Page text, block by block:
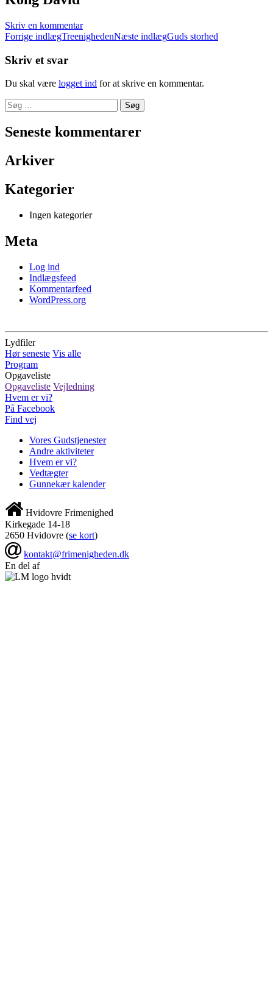
Skriv en kommentar
Indlæg
navigation
Forrige indlægTreenighedenNæste indlægGuds storhed
Skriv et svar
Du skal være logget ind for at skrive en kommentar.
Søg
efter:
Seneste kommentarer
Arkiver
Kategorier
Ingen kategorier
Meta
Log ind
Indlægsfeed
Kommentarfeed
WordPress.org
Lydfiler
Hør seneste Vis alle
Program
Opgaveliste
Opgaveliste Vejledning
Hvem er vi?
På Facebook
Find vej
Vores Gudstjenester
Andre aktiviteter
Hvem er vi?
Vedtægter
Gunnekær kalender
Hvidovre Frimenighed
Kirkegade 14-18
2650 Hvidovre (se kort)
kontakt@frimenigheden.dk
En del af